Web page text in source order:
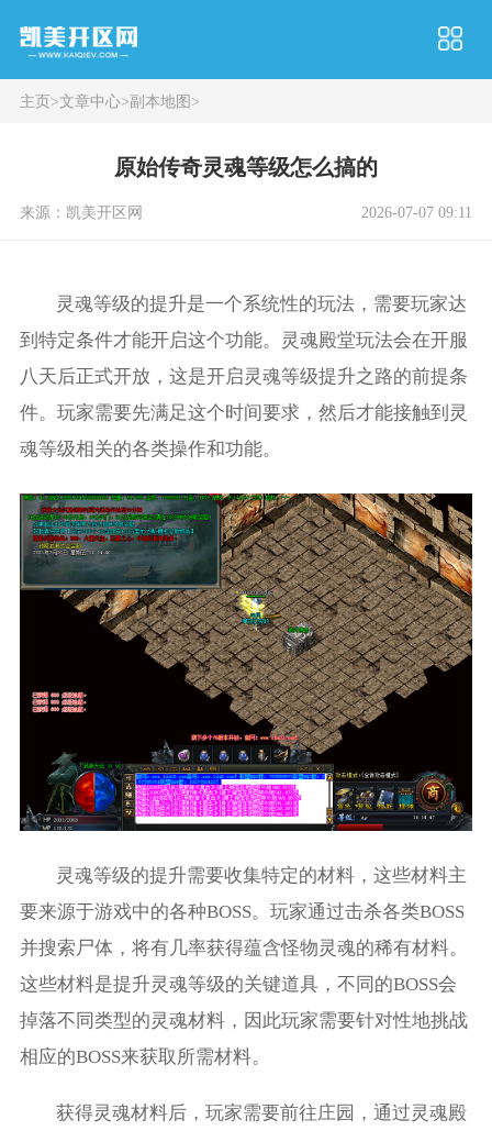
主页>文章中心>副本地图>
原始传奇灵魂等级怎么搞的
来源：凯美开区网 2026-07-07 09:11
灵魂等级的提升是一个系统性的玩法，需要玩家达
到特定条件才能开启这个功能。灵魂殿堂玩法会在开服
八天后正式开放，这是开启灵魂等级提升之路的前提条
件。玩家需要先满足这个时间要求，然后才能接触到灵
魂等级相关的各类操作和功能。
灵魂等级的提升需要收集特定的材料，这些材料主
要来源于游戏中的各种BOSS。玩家通过击杀各类BOSS
并搜索尸体，将有几率获得蕴含怪物灵魂的稀有材料。
这些材料是提升灵魂等级的关键道具，不同的BOSS会
掉落不同类型的灵魂材料，因此玩家需要针对性地挑战
相应的BOSS来获取所需材料。
获得灵魂材料后，玩家需要前往庄园，通过灵魂殿